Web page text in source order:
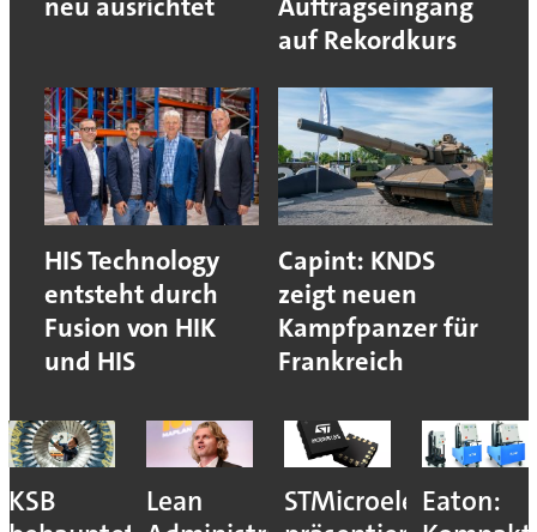
auf Rekordkurs
HIS Technology
entsteht durch
Fusion von HIK
und HIS
Capint: KNDS
zeigt neuen
Kampfpanzer für
Frankreich
KSB
Lean
STMicroelectronics
Eaton: